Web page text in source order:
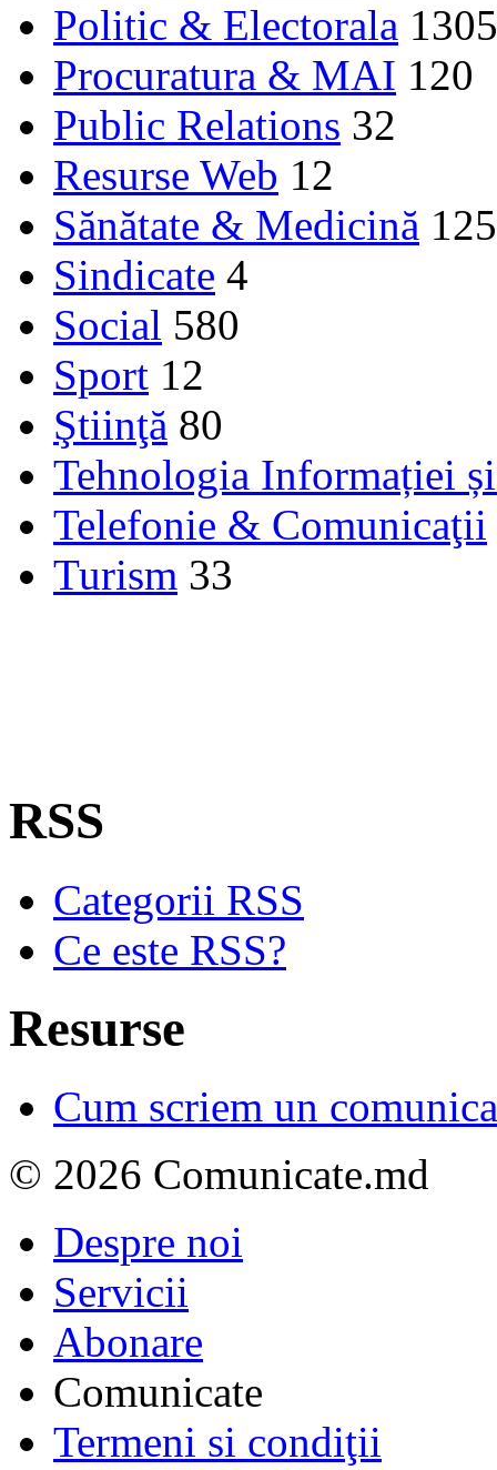
Politic & Electorala 1305
Procuratura & MAI 120
Public Relations 32
Resurse Web 12
Sănătate & Medicină 125
Sindicate 4
Social 580
Sport 12
Ştiinţă 80
Tehnologia Informației
Telefonie & Comunicaţii
Turism 33
RSS
Categorii RSS
Ce este RSS?
Resurse
Cum scriem un
© 2026 Comunicate.md
Despre noi
Servicii
Abonare
Comunicate
Termeni si condiţii